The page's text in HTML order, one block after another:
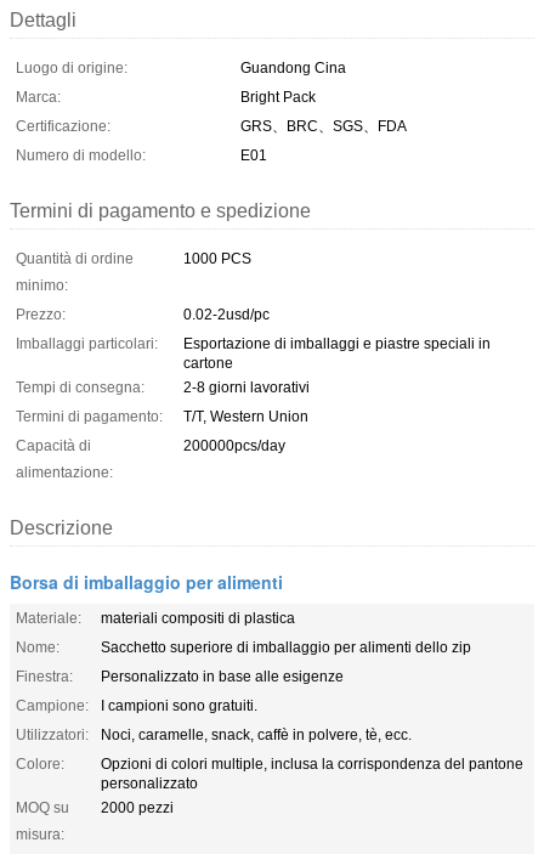
Dettagli
Luogo di origine:
Guandong Cina
Marca:
Bright Pack
Certificazione:
GRS、BRC、SGS、FDA
Numero di modello:
E01
Termini di pagamento e spedizione
Quantità di ordine
minimo:
1000 PCS
Prezzo:
0.02-2usd/pc
Imballaggi particolari:
Esportazione di imballaggi e piastre speciali in
cartone
Tempi di consegna:
2-8 giorni lavorativi
Termini di pagamento:
T/T, Western Union
Capacità di
alimentazione:
200000pcs/day
Descrizione
Borsa di imballaggio per alimenti
Materiale:
materiali compositi di plastica
Nome:
Sacchetto superiore di imballaggio per alimenti dello zip
Finestra:
Personalizzato in base alle esigenze
Campione:
I campioni sono gratuiti.
Utilizzatori:
Noci, caramelle, snack, caffè in polvere, tè, ecc.
Colore:
Opzioni di colori multiple, inclusa la corrispondenza del pantone
personalizzato
MOQ su
misura:
2000 pezzi